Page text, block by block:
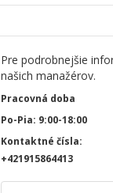
Pre podrobnejšie
našich manažérov.
Pracovná doba
Po-Pia: 9:00-18:00
Kontaktné čísla:
+421915864413